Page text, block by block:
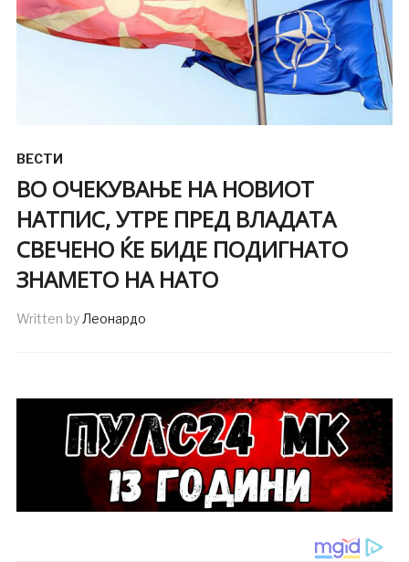
ВЕСТИ
ВО ОЧЕКУВАЊЕ НА НОВИОТ
НАТПИС, УТРЕ ПРЕД ВЛАДАТА
СВЕЧЕНО ЌЕ БИДЕ ПОДИГНАТО
ЗНАМЕТО НА НАТО
Written byЛеонардо